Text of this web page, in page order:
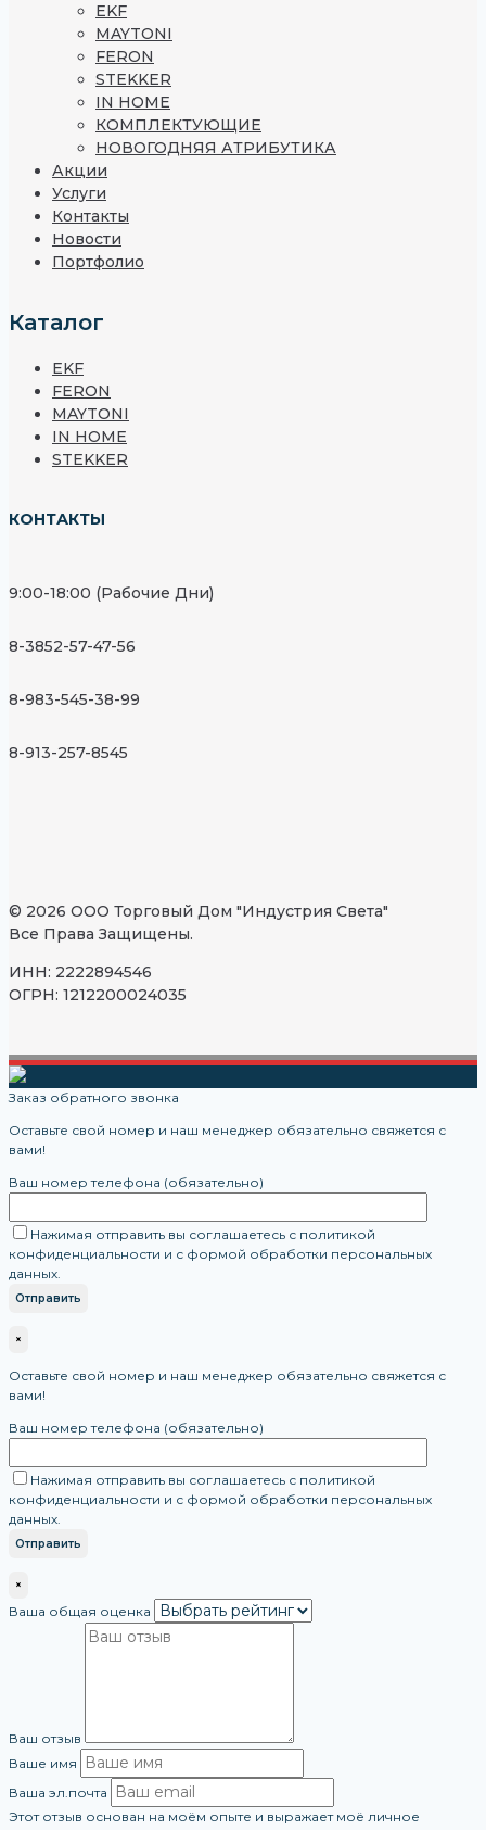
EKF
MAYTONI
FERON
STEKKER
IN HOME
КОМПЛЕКТУЮЩИЕ
НОВОГОДНЯЯ АТРИБУТИКА
Акции
Услуги
Контакты
Новости
Портфолио
Каталог
EKF
FERON
MAYTONI
IN HOME
STEKKER
КОНТАКТЫ
9:00-18:00 (Рабочие Дни)
8-3852-57-47-56
8-983-545-38-99
8-913-257-8545
© 2026 ООО Торговый Дом "Индустрия Света"
Все Права Защищены.
ИНН: 2222894546
ОГРН: 1212200024035
Заказ обратного звонка
Оставьте свой номер и наш менеджер обязательно свяжется с
вами!
Ваш номер телефона (обязательно)
Нажимая отправить вы соглашаетесь с политикой
конфиденциальности и с формой обработки персональных
данных.
×
Оставьте свой номер и наш менеджер обязательно свяжется с
вами!
Ваш номер телефона (обязательно)
Нажимая отправить вы соглашаетесь с политикой
конфиденциальности и с формой обработки персональных
данных.
×
Ваша общая оценка
Ваш отзыв
Ваше имя
Ваша эл.почта
Этот отзыв основан на моём опыте и выражает моё личное